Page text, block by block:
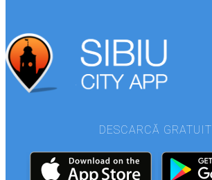
DESCARCĂ GRATUIT